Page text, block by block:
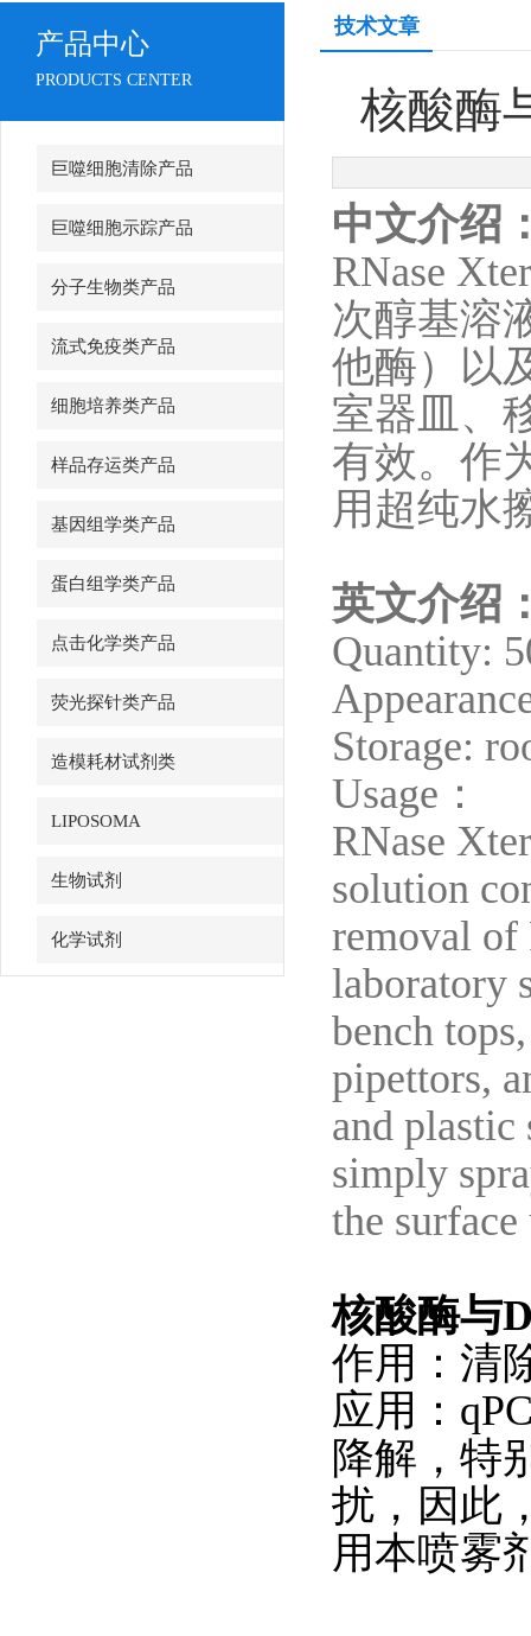
产品中心
PRODUCTS CENTER
巨噬细胞清除产品
巨噬细胞示踪产品
分子生物类产品
流式免疫类产品
细胞培养类产品
样品存运类产品
基因组学类产品
蛋白组学类产品
点击化学类产品
荧光探针类产品
造模耗材试剂类
LIPOSOMA
生物试剂
化学试剂
技术文章
核酸酶
中文介绍
RNase
次醇基溶
他酶）以
室器皿、
有效。作
用超纯水
英文介绍
Quantity:
Storage:
Usage：
RNase
solution
removal of
laboratory
bench
pipettors,
and plastic
simply
the
核酸酶与
作用：清
应用：
降解，特
扰，因此
用本喷雾